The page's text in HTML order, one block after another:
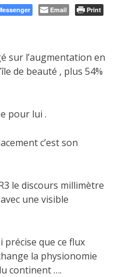
Email Print
sur l’augmentation en
de beauté , plus 54%
pour lui .
c’est son
le discours millimètre
une visible
précise que ce flux
la physionomie
continent ….